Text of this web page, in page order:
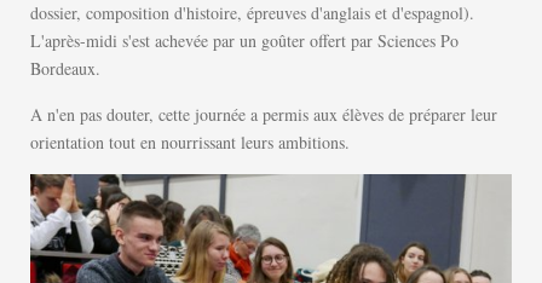
dossier, composition d'histoire, épreuves d'anglais et d'espagnol).
L'après-midi s'est achevée par un goûter offert par Sciences Po
Bordeaux.
A n'en pas douter, cette journée a permis aux élèves de préparer leur
orientation tout en nourrissant leurs ambitions.